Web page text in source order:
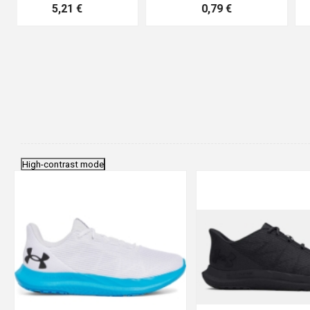
0,83 € 4,41 €
High-contrast mode